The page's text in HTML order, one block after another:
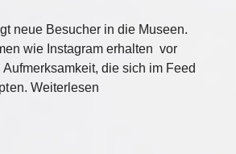
neue Besucher in die Museen.
wie Instagram erhalten vor
die sich im Feed
Weiterlesen